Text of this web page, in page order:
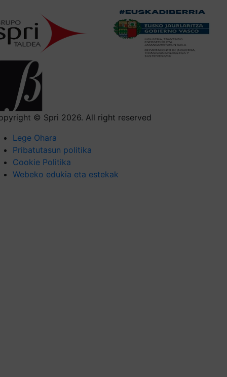
© Spri 2026. All right reserved
Lege Ohara
Pribatutasun politika
Cookie Politika
Webeko edukia eta estekak